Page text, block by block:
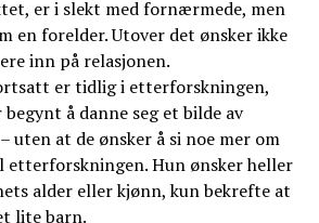
er i slekt med fornærmede, men
en forelder. Utover det ønsker ikke
inn på relasjonen.
er tidlig i etterforskningen,
å danne seg et bilde av
uten at de ønsker å si noe mer om
etterforskningen. Hun ønsker heller
alder eller kjønn, kun bekrefte at
lite barn.